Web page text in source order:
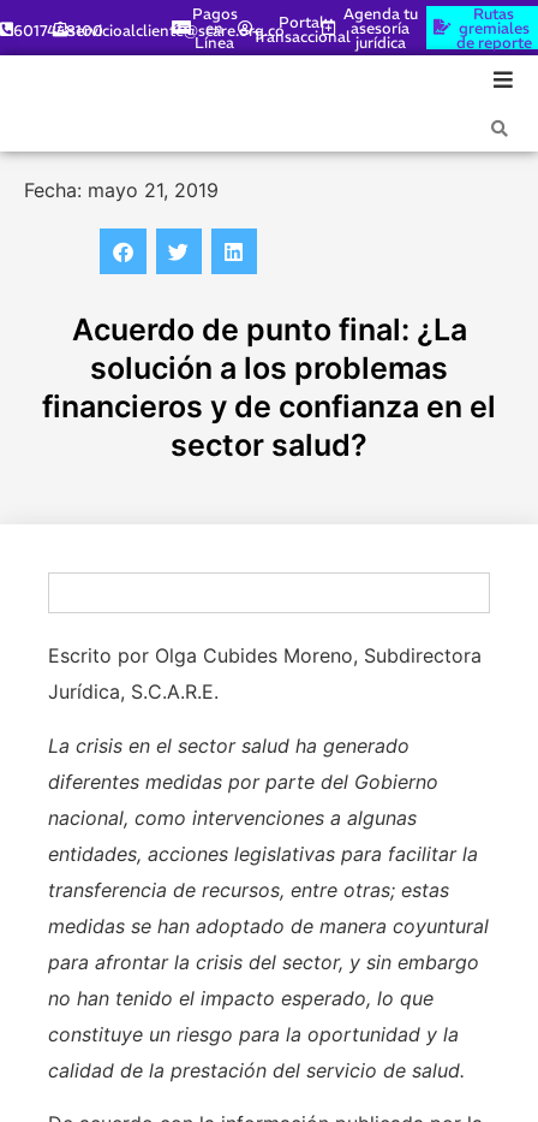
6017448100servicioalcliente@scare.org.co
Pagos
en
Línea
Portal
Transaccional
Agenda tu
asesoría
jurídica
Rutas
gremiales
de reporte
Fecha: mayo 21, 2019
Acuerdo de punto final: ¿La
solución a los problemas
financieros y de confianza en el
sector salud?
Escrito por Olga Cubides Moreno, Subdirectora
Jurídica, S.C.A.R.E.
La crisis en el sector salud ha generado
diferentes medidas por parte del Gobierno
nacional, como intervenciones a algunas
entidades, acciones legislativas para facilitar la
transferencia de recursos, entre otras; estas
medidas se han adoptado de manera coyuntural
para afrontar la crisis del sector, y sin embargo
no han tenido el impacto esperado, lo que
constituye un riesgo para la oportunidad y la
calidad de la prestación del servicio de salud.